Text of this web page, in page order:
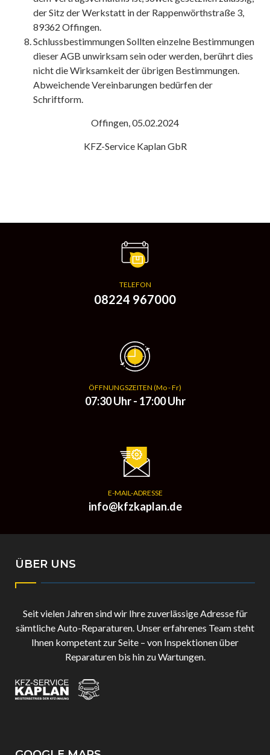
der Sitz der Werkstatt in der Rappenwörthstraße 3,
89362 Offingen.
Schlussbestimmungen Sollten einzelne Bestimmungen
dieser AGB unwirksam sein oder werden, berührt dies
nicht die Wirksamkeit der übrigen Bestimmungen.
Abweichende Vereinbarungen bedürfen der
Schriftform.
Offingen, 05.02.2024
KFZ-Service Kaplan GbR
TELEFON
08224 967000
ÖFFNUNGSZEITEN (Mo - Fr)
07:30 Uhr - 17:00 Uhr
E-MAIL-ADRESSE
info@kfzkaplan.de
ÜBER UNS
Seit vielen Jahren sind wir Ihre zuverlässige Adresse für
sämtliche Auto-Reparaturen. Unser erfahrenes Team steht
Ihnen kompetent zur Seite – von Inspektionen über
Reparaturen bis hin zu Wartungen.